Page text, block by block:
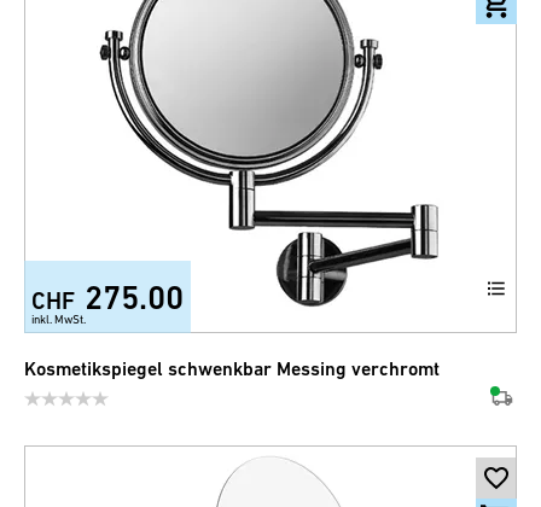
CHF 275.00
inkl. MwSt.
Kosmetikspiegel schwenkbar Messing verchromt